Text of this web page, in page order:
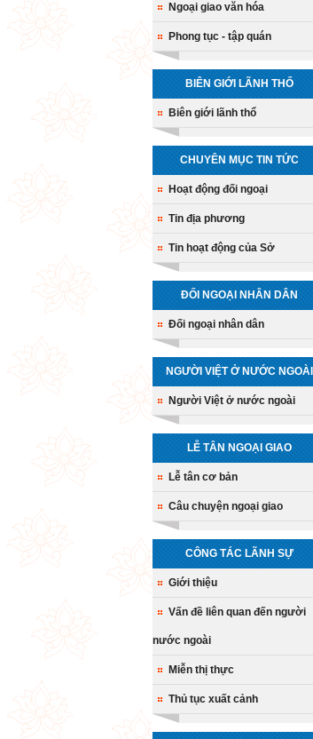
Ngoại giao văn hóa
Phong tục - tập quán
BIÊN GIỚI LÃNH THỔ
Biên giới lãnh thổ
CHUYÊN MỤC TIN TỨC
Hoạt động đối ngoại
Tin địa phương
Tin hoạt động của Sở
ĐỐI NGOẠI NHÂN DÂN
Đối ngoại nhân dân
NGƯỜI VIỆT Ở NƯỚC NGOÀI
Người Việt ở nước ngoài
LỄ TÂN NGOẠI GIAO
Lễ tân cơ bản
Câu chuyện ngoại giao
CÔNG TÁC LÃNH SỰ
Giới thiệu
Vấn đề liên quan đến người
nước ngoài
Miễn thị thực
Thủ tục xuất cảnh